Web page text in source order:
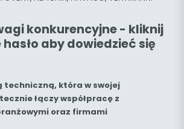
konkurencyjne - kliknij
aby dowiedzieć się
która w swojej
łączy współpracę z
oraz firmami